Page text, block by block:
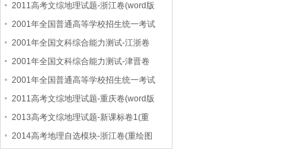
2011高考文综地理试题-浙江卷(word版
2001年全国普通高等学校招生统一考试
2001年全国文科综合能力测试-江浙卷
2001年全国文科综合能力测试-津晋卷
2001年全国普通高等学校招生统一考试
2011高考文综地理试题-重庆卷(word版
2013高考文综地理试题-新课标卷1(重
2014高考地理自选模块-浙江卷(重绘图